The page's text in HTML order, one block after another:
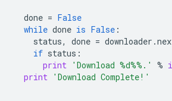
done = False
while done is False :
status, done = downloader .
if status :
print 'Download %d%% .' %
print 'Download Complete!'